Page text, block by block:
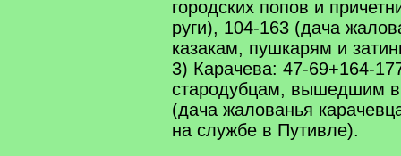
городских попов и
руги), 104-163 (дача
казакам, пушкарям и
3) Карачева: 47-69+164-
стародубцам, вышедшим
(дача жалованья
на службе в Путивле).